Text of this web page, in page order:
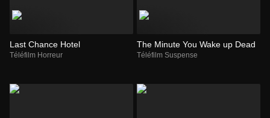
Last Chance Hotel
Téléfilm Horreur
The Minute You Wake up Dead
Téléfilm Suspense